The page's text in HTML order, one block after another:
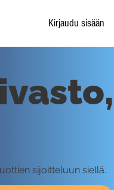
Kirjaudu sisään
sijoitteluun siellä.